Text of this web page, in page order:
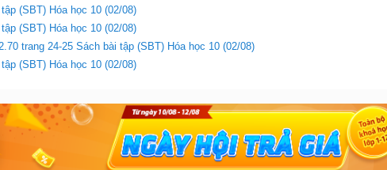
(SBT) Hóa học 10 (02/08)
(SBT) Hóa học 10 (02/08)
trang 24-25 Sách bài tập (SBT) Hóa học 10 (02/08)
(SBT) Hóa học 10 (02/08)
Liên hệ |Chính sách
Copyright 2018 - Sachbaitap.com